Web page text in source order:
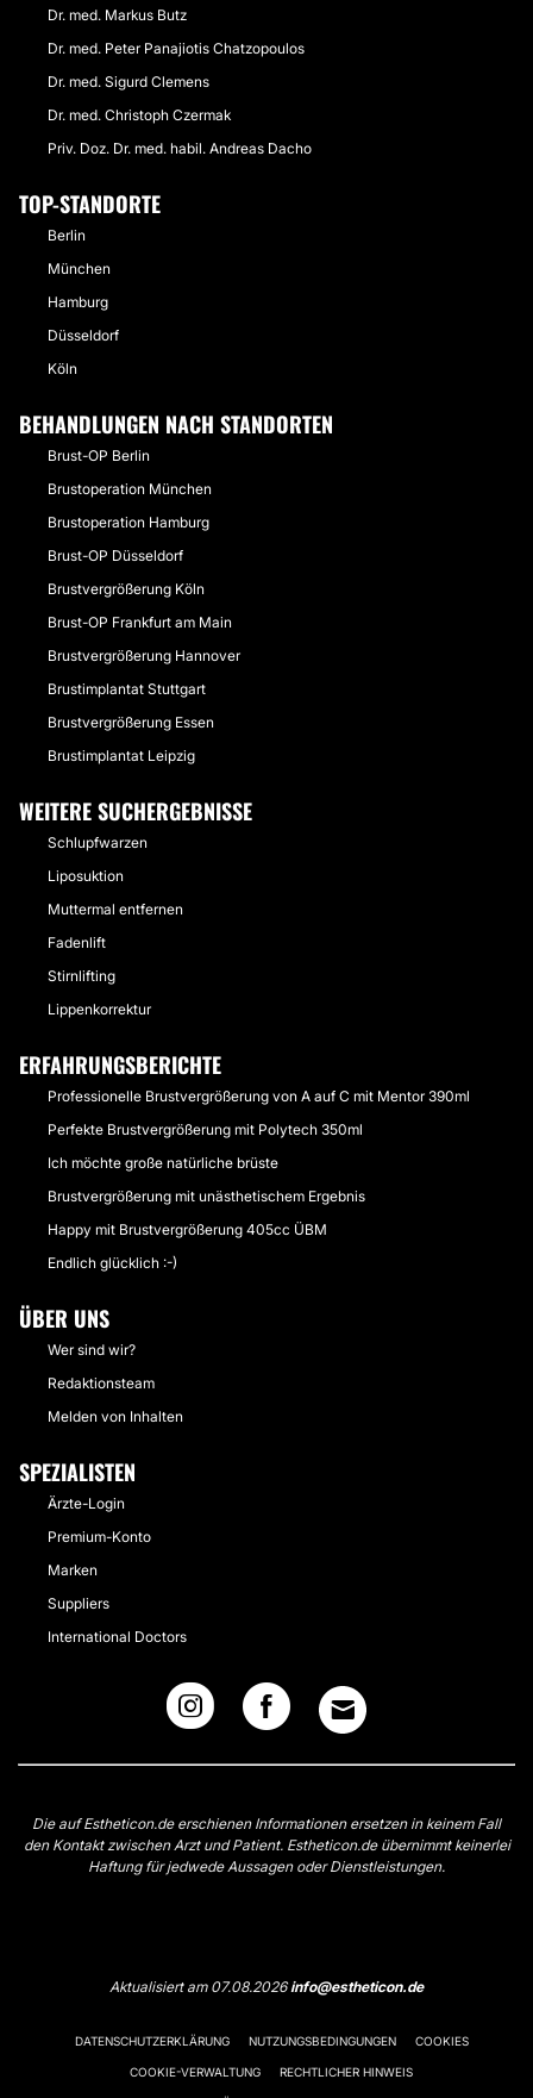
Dr. med. Markus Butz
Dr. med. Peter Panajiotis Chatzopoulos
Dr. med. Sigurd Clemens
Dr. med. Christoph Czermak
Priv. Doz. Dr. med. habil. Andreas Dacho
TOP-STANDORTE
Berlin
München
Hamburg
Düsseldorf
Köln
BEHANDLUNGEN NACH STANDORTEN
Brust-OP Berlin
Brustoperation München
Brustoperation Hamburg
Brust-OP Düsseldorf
Brustvergrößerung Köln
Brust-OP Frankfurt am Main
Brustvergrößerung Hannover
Brustimplantat Stuttgart
Brustvergrößerung Essen
Brustimplantat Leipzig
WEITERE SUCHERGEBNISSE
Schlupfwarzen
Liposuktion
Muttermal entfernen
Fadenlift
Stirnlifting
Lippenkorrektur
ERFAHRUNGSBERICHTE
Professionelle Brustvergrößerung von A auf C mit Mentor 390ml
Perfekte Brustvergrößerung mit Polytech 350ml
Ich möchte große natürliche brüste
Brustvergrößerung mit unästhetischem Ergebnis
Happy mit Brustvergrößerung 405cc ÜBM
Endlich glücklich :-)
ÜBER UNS
Wer sind wir?
Redaktionsteam
Melden von Inhalten
SPEZIALISTEN
Ärzte-Login
Premium-Konto
Marken
Suppliers
International Doctors
Die auf Estheticon.de erschienen Informationen ersetzen in keinem Fall
den Kontakt zwischen Arzt und Patient. Estheticon.de übernimmt keinerlei
Haftung für jedwede Aussagen oder Dienstleistungen.
Aktualisiert am 07.08.2026info@estheticon.de
DATENSCHUTZERKLÄRUNG NUTZUNGSBEDINGUNGEN COOKIES
COOKIE-VERWALTUNG RECHTLICHER HINWEIS